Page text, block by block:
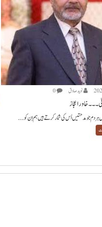
نويد صادق 0
۔۔۔ خاور اعجاز
ہر دم جو مدحتیں اُس کی شمار کرتے ہیں ہم اِن کو...